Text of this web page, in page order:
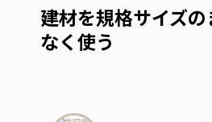
建材を規格サイズ
なく使う